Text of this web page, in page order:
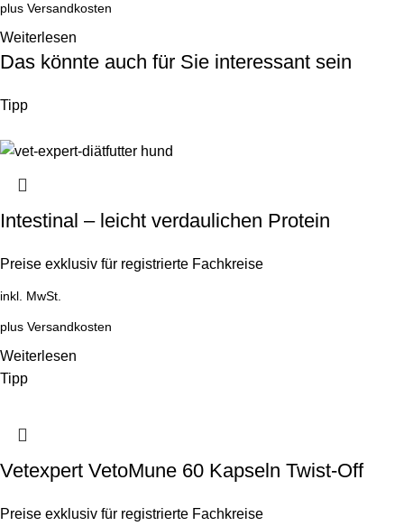
plus Versandkosten
Weiterlesen
Das könnte auch für Sie interessant sein
Tipp
Intestinal – leicht verdaulichen Protein
Preise exklusiv für registrierte Fachkreise
inkl. MwSt.
plus Versandkosten
Weiterlesen
Tipp
Vetexpert VetoMune 60 Kapseln Twist-Off
Preise exklusiv für registrierte Fachkreise